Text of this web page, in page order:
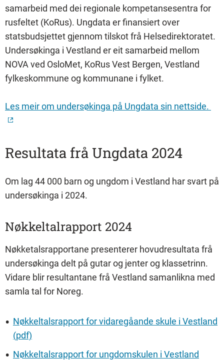
samarbeid med dei regionale kompetansesentra for
rusfeltet (KoRus). Ungdata er finansiert over
statsbudsjettet gjennom tilskot frå Helsedirektoratet.
Undersøkinga i Vestland er eit samarbeid mellom
NOVA ved OsloMet, KoRus Vest Bergen, Vestland
fylkeskommune og kommunane i fylket.
Les meir om undersøkinga på Ungdata sin nettside.
Resultata frå Ungdata 2024
Om lag 44 000 barn og ungdom i Vestland har svart på
undersøkinga i 2024.
Nøkkeltalrapport 2024
Nøkketalsrapportane presenterer hovudresultata frå
undersøkinga delt på gutar og jenter og klassetrinn.
Vidare blir resultantane frå Vestland samanlikna med
samla tal for Noreg.
Nøkkeltalsrapport for vidaregåande skule i Vestland
(pdf)
Nøkkeltalsrapport for ungdomskulen i Vestland